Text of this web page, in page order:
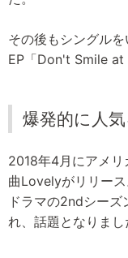
その後もシングル
EP「Don't Smile at
爆発的に人
2018年4月にアメ
曲Lovelyがリリー
ドラマの2ndシー
れ、話題となりまし